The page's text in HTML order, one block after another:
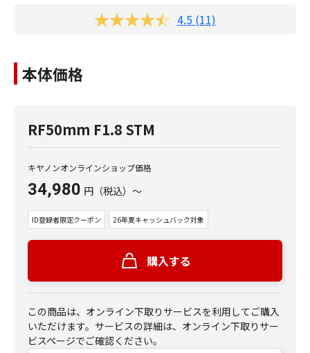
4.5 (11)
本体価格
RF50mm F1.8 STM
キヤノンオンラインショップ価格
34,980 円 （税込） ～
ID登録者限定クーポン 26年夏キャッシュバック対象
購入する
この商品は、オンライン下取りサービスを利用してご購入
いただけます。サービスの詳細は、オンライン下取りサー
ビスページでご確認ください。